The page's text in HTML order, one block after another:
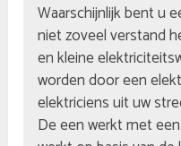
Waarschijnlijk bent u
niet zoveel verstand
en kleine
worden door een
elektriciens uit uw
De een werkt met